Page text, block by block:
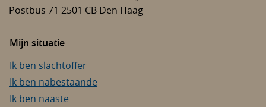
Postbus 71 2501 CB Den Haag
Mijn situatie
Ik ben slachtoffer
Ik ben nabestaande
Ik ben naaste